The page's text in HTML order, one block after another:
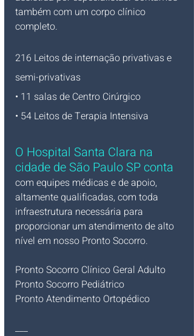
também com um corpo clínico
completo.
216 Leitos de internação privativas e
semi-privativas
• 11 salas de Centro Cirúrgico
• 54 Leitos de Terapia Intensiva
O Hospital Santa Clara na
cidade de São Paulo SP conta
com equipes médicas e de apoio,
altamente qualificadas, com toda
infraestrutura necessária para
proporcionar um atendimento de alto
nível em nosso Pronto Socorro.
Pronto Socorro Clínico Geral Adulto
Pronto Socorro Pediátrico
Pronto Atendimento Ortopédico
___